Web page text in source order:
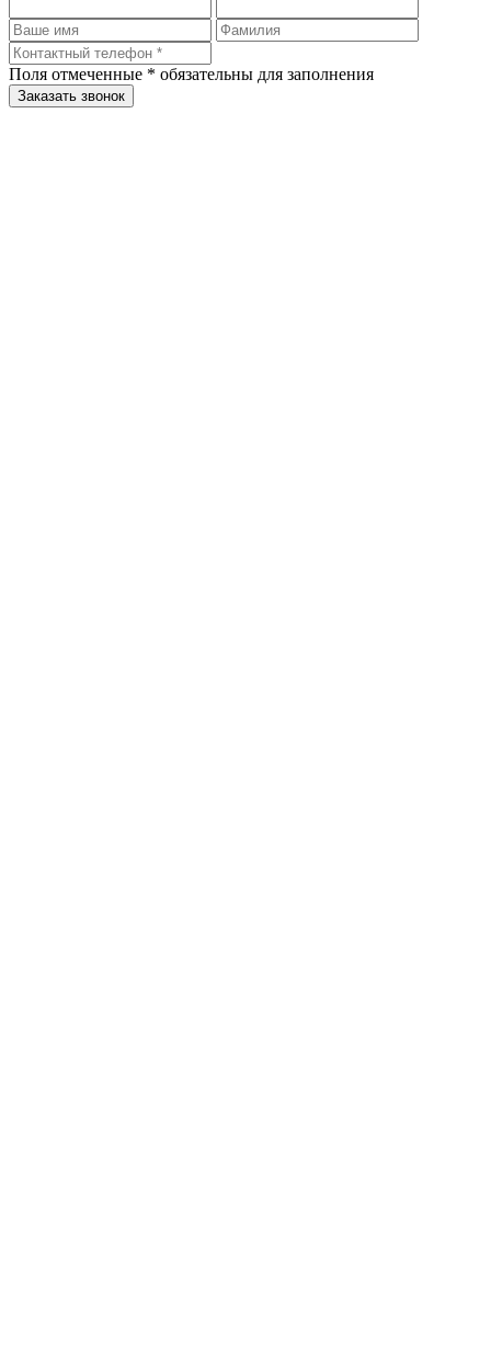
Поля отмеченные * обязательны для заполнения